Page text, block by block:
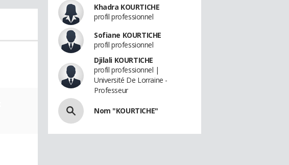
Khadra KOURTICHE
profil professionnel
Sofiane KOURTICHE
profil professionnel
Djilali KOURTICHE
profil professionnel |
Université De Lorraine -
Professeur
Nom "KOURTICHE"